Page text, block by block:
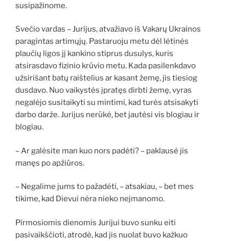
susipažinome.
Svečio vardas – Jurijus, atvažiavo iš Vakarų Ukrainos
paragintas artimųjų. Pastaruoju metu dėl lėtinės
plaučių ligos jį kankino stiprus dusulys, kuris
atsirasdavo fizinio krūvio metu. Kada pasilenkdavo
užsirišant batų raištelius ar kasant žemę, jis tiesiog
dusdavo. Nuo vaikystės įpratęs dirbti žemę, vyras
negalėjo susitaikyti su mintimi, kad turės atsisakyti
darbo darže. Jurijus nerūkė, bet jautėsi vis blogiau ir
blogiau.
– Ar galėsite man kuo nors padėti? – paklausė jis
manęs po apžiūros.
– Negalime jums to pažadėti, – atsakiau, – bet mes
tikime, kad Dievui nėra nieko neįmanomo.
Pirmosiomis dienomis Jurijui buvo sunku eiti
pasivaikščioti, atrodė, kad jis nuolat buvo kažkuo